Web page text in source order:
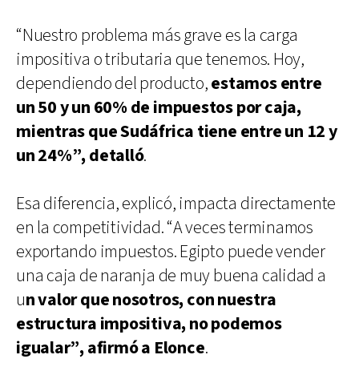
“Nuestro problema más grave es la carga
impositiva o tributaria que tenemos. Hoy,
dependiendo del producto,estamos entre
un 50 y un 60% de impuestos por caja,
mientras que Sudáfrica tiene entre un 12 y
un 24%”, detalló.
Esa diferencia, explicó, impacta directamente
en la competitividad. “A veces terminamos
exportando impuestos. Egipto puede vender
una caja de naranja de muy buena calidad a
un valor que nosotros, con nuestra
estructura impositiva, no podemos
igualar”, afirmó a Elonce.